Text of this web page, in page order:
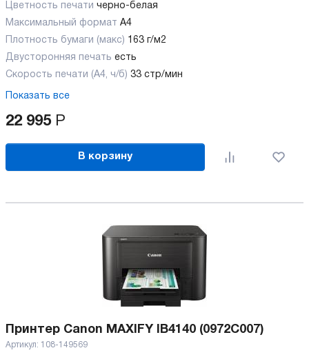
Цветность печати черно-белая
Максимальный формат А4
Плотность бумаги (макс) 163 г/м2
Двусторонняя печать есть
Скорость печати (А4, ч/б) 33 стр/мин
Показать все
22 995 Р
В корзину
Принтер Canon MAXIFY IB4140 (0972C007)
Артикул: 108-149569